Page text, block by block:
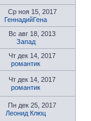
Ср ноя 15, 2017
ГеннадийГена
Вс авг 18, 2013
Запад
Чт дек 14, 2017
романтик
Чт дек 14, 2017
романтик
Пн дек 25, 2017
Леонид Клюц